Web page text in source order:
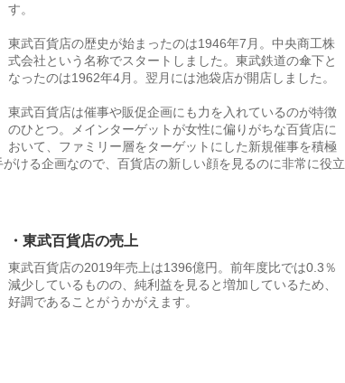
す。
東武百貨店の歴史が始まったのは1946年7月。中央商工株
式会社という名称でスタートしました。東武鉄道の傘下と
なったのは1962年4月。翌月には池袋店が開店しました。
東武百貨店は催事や販促企画にも力を入れているのが特徴
のひとつ。メインターゲットが女性に偏りがちな百貨店に
おいて、ファミリー層をターゲットにした新規催事を積極
ける企画なので、百貨店の新しい顔を見るのに非常に役立
・東武百貨店の売上
東武百貨店の2019年売上は1396億円。前年度比では0.3％
減少しているものの、純利益を見ると増加しているため、
好調であることがうかがえます。